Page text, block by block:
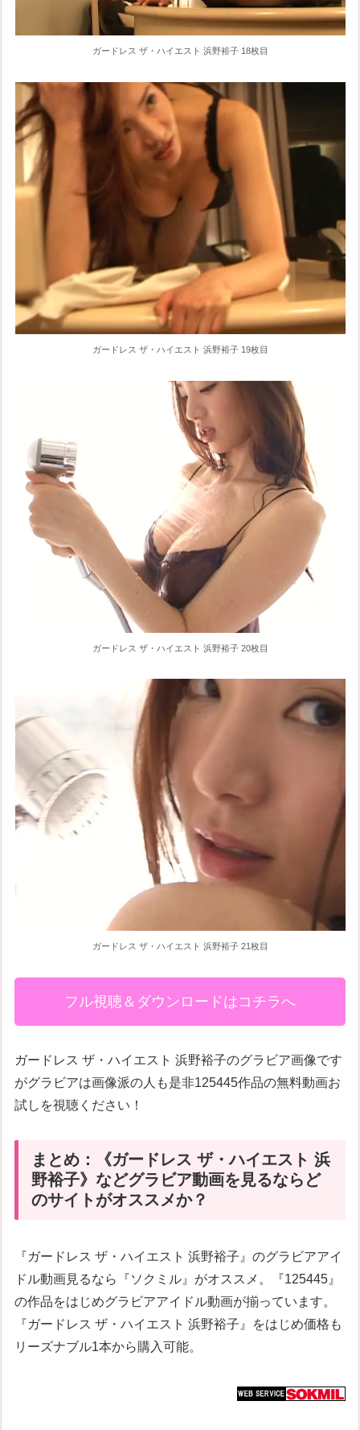
ガードレス ザ・ハイエスト 浜野裕子 18枚目
ガードレス ザ・ハイエスト 浜野裕子 19枚目
ガードレス ザ・ハイエスト 浜野裕子 20枚目
ガードレス ザ・ハイエスト 浜野裕子 21枚目
フル視聴＆ダウンロードはコチラへ
ガードレス ザ・ハイエスト 浜野裕子のグラビア画像です
がグラビアは画像派の人も是非125445作品の無料動画お
試しを視聴ください！
まとめ：《ガードレス ザ・ハイエスト 浜
野裕子》などグラビア動画を見るならど
のサイトがオススメか？
『ガードレス ザ・ハイエスト 浜野裕子』のグラビアアイ
ドル動画見るなら『ソクミル』がオススメ。『125445』
の作品をはじめグラビアアイドル動画が揃っています。
『ガードレス ザ・ハイエスト 浜野裕子』をはじめ価格も
リーズナブル1本から購入可能。